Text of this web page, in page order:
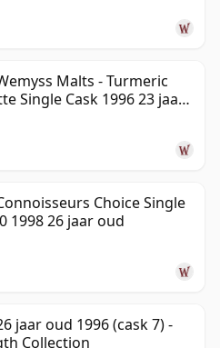
Malts - Turmeric
Single Cask 1996 23 jaar
Choice Single
1998 26 jaar oud
jaar oud 1996 (cask 7) -
Collection